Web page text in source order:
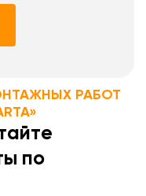
РАБОТ
по